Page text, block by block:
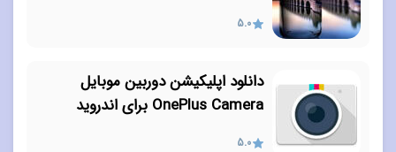
5.0
دانلود اپلیکیشن دوربین موبایل
OnePlus Camera برای اندروید
5.0